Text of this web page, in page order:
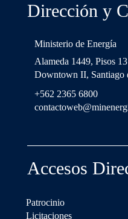
Dirección y
Ministerio de Energía
Alameda 1449, Pisos
Downtown II, Santiago
+562 2365 6800
Accesos
Patrocinio
Licitaciones